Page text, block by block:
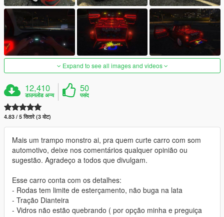
Expand to see all images and videos
12,410
डाउनलोड अन्य
50
पसंद
4.83 / 5 सितारे (3 वोट)
Mais um trampo monstro ai, pra quem curte carro com som
automotivo, deixe nos comentários qualquer opinião ou
sugestão. Agradeço a todos que divulgam.
Esse carro conta com os detalhes:
- Rodas tem limite de esterçamento, não buga na lata
- Tração Dianteira
- Vidros não estão quebrando ( por opção minha e preguiça